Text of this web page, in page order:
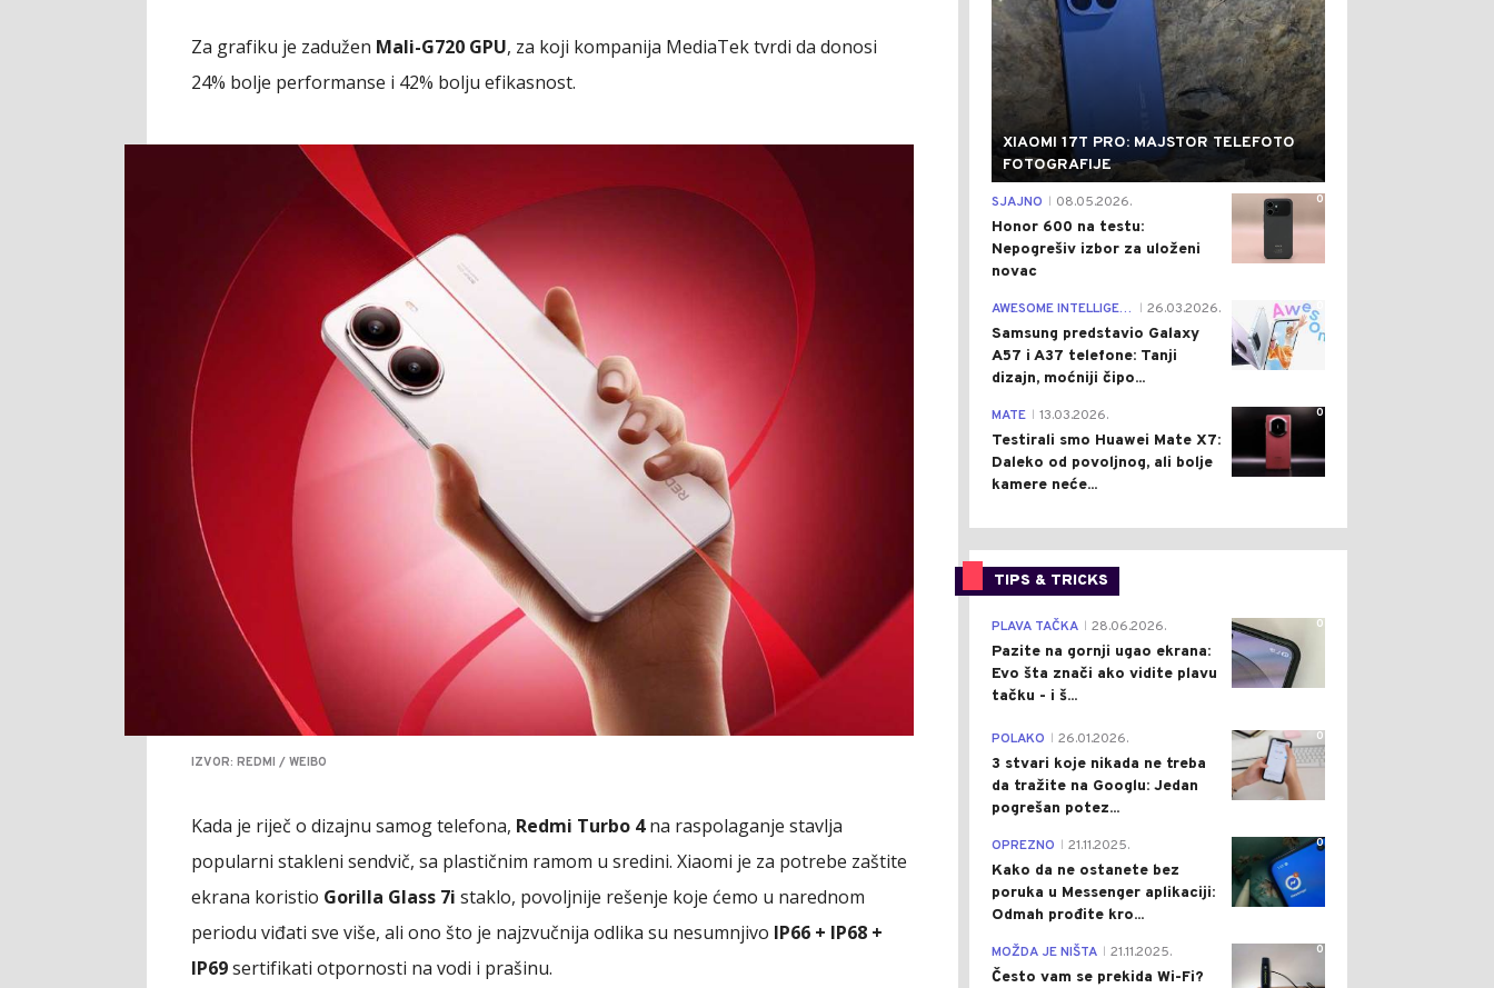
Za grafiku je zadužen Mali-G720 GPU, za koji kompanija MediaTek tvrdi da donosi
24% bolje performanse i 42% bolju efikasnost.
IZVOR: REDMI / WEIBO
Kada je riječ o dizajnu samog telefona, Redmi Turbo 4na raspolaganje stavlja
popularni stakleni sendvič, sa plastičnim ramom u sredini. Xiaomi je za potrebe zaštite
ekrana koristio Gorilla Glass 7i staklo, povoljnije rešenje koje ćemo u narednom
periodu viđati sve više, ali ono što je najzvučnija odlika su nesumnjivo IP66 + IP68 +
IP69sertifikati otpornosti na vodi i prašinu.
XIAOMI 17T PRO: MAJSTOR TELEFOTO
FOTOGRAFIJE
0
SJAJNO 08.05.2026.
Honor 600 na testu:
Nepogrešiv izbor za uloženi
novac
AWESOME INTELLIGENCE 26.03.2026.
Samsung predstavio Galaxy
A57 i A37 telefone: Tanji
dizajn, moćniji čipo...
0
MATE 13.03.2026.
Testirali smo Huawei Mate X7:
Daleko od povoljnog, ali bolje
kamere neće...
TIPS & TRICKS
0
PLAVA TAČKA 28.06.2026.
Pazite na gornji ugao ekrana:
Evo šta znači ako vidite plavu
tačku - i š...
0
POLAKO 26.01.2026.
3 stvari koje nikada ne treba
da tražite na Googlu: Jedan
pogrešan potez...
0
OPREZNO 21.11.2025.
Kako da ne ostanete bez
poruka u Messenger aplikaciji:
Odmah prođite kro...
0
MOŽDA JE NIŠTA 21.11.2025.
Često vam se prekida Wi-Fi?